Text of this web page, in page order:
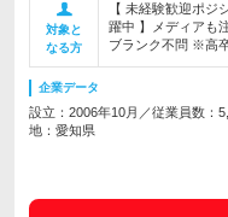
対象と
なる方
【 未経験歓迎ポジ
躍中 】メディアも
ブランク不問 ※高
企業データ
設立：2006年10月／従業員数：
地：愛知県